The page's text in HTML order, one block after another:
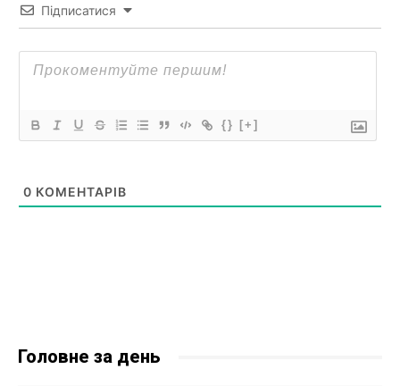
Підписатися
{} [+]
0 КОМЕНТАРІВ
Головне за день